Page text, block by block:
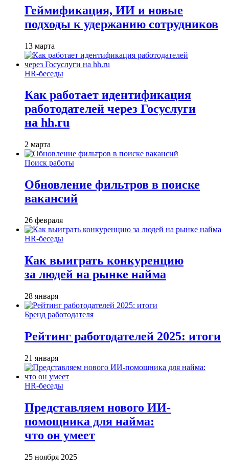
Геймификация, ИИ и новые
подходы к удержанию сотрудников
13 марта
HR-беседы
Как работает идентификация
работодателей через Госуслуги
на hh.ru
2 марта
Поиск работы
Обновление фильтров в поиске
вакансий
26 февраля
HR-беседы
Как выиграть конкуренцию
за людей на рынке найма
28 января
Бренд работодателя
Рейтинг работодателей 2025: итоги
21 января
HR-беседы
Представляем нового ИИ-
помощника для найма:
что он умеет
25 ноября 2025